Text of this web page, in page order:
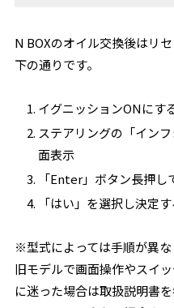
N BOXのオイル交換後はリ
下の通りです。
イグニッションONにす
ステアリングの「イン
面表示
「Enter」ボタン長押
「はい」を選択し決定
※型式によっては手順が異
旧モデルで画面操作やスイ
に迷った場合は取扱説明書を